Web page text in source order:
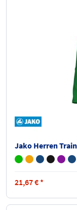
Jako Herren
21,67€ *